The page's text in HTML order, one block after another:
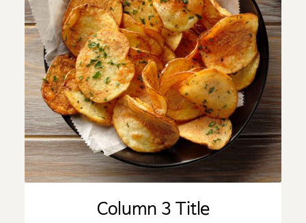
Column 3 Title